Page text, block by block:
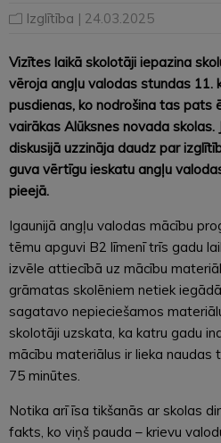
Izglītība | 24.03.2025
Vizītes laikā skolotāji iepazina
vēroja angļu valodas stundas 11.
pusdienas, ko nodrošina tas pats
vairākas Alūksnes novada skolas.
diskusijā uzzināja daudz par
guva vērtīgu ieskatu angļu
pieejā.
Igaunijā angļu valodas mācību
tēmu apguvi B2 līmenī trīs gadu
izvēle attiecībā uz mācību
grāmatas skolēniem netiek
sagatavo nepieciešamos
skolotāji uzskata, ka katru gadu
mācību materiālus ir lieka naudas
75 minūtes.
Notika arī īsa tikšanās ar skolas
fakts, ko viņš pauda – krievu